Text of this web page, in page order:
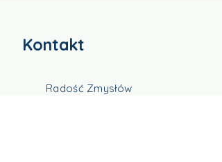
Kontakt
Radość Zmysłów